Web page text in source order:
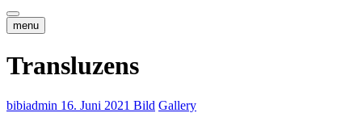
menu
Transluzens
bibiadmin 16. Juni 2021 Bild Gallery